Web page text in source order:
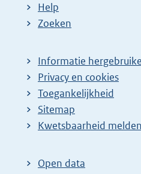
Help
Zoeken
Informatie
Privacy en cookies
Toegankelijkheid
Sitemap
E
t
Kwetsbaarheid melden
Open data